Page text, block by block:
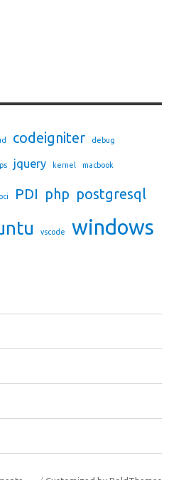
codeigniter debug
jquery kernel macbook
oci PDI php postgresql
vscode windows